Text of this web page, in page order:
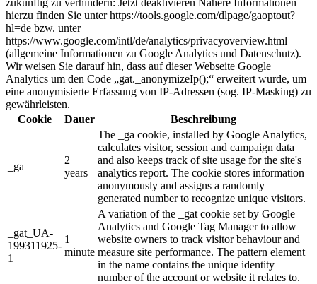
hierzu finden Sie unter https://tools.google.com/dlpage/gaoptout?
hl=de bzw. unter
https://www.google.com/intl/de/analytics/privacyoverview.html
(allgemeine Informationen zu Google Analytics und Datenschutz).
Wir weisen Sie darauf hin, dass auf dieser Webseite Google
Analytics um den Code „gat._anonymizeIp();“ erweitert wurde, um
eine anonymisierte Erfassung von IP-Adressen (sog. IP-Masking) zu
gewährleisten.
Cookie
Dauer Beschreibung
_ga
2
years
The _ga cookie, installed by Google Analytics,
calculates visitor, session and campaign data
and also keeps track of site usage for the site's
analytics report. The cookie stores information
anonymously and assigns a randomly
generated number to recognize unique visitors.
_gat_UA-
199311925-
1
1
minute
A variation of the _gat cookie set by Google
Analytics and Google Tag Manager to allow
website owners to track visitor behaviour and
measure site performance. The pattern element
in the name contains the unique identity
number of the account or website it relates to.